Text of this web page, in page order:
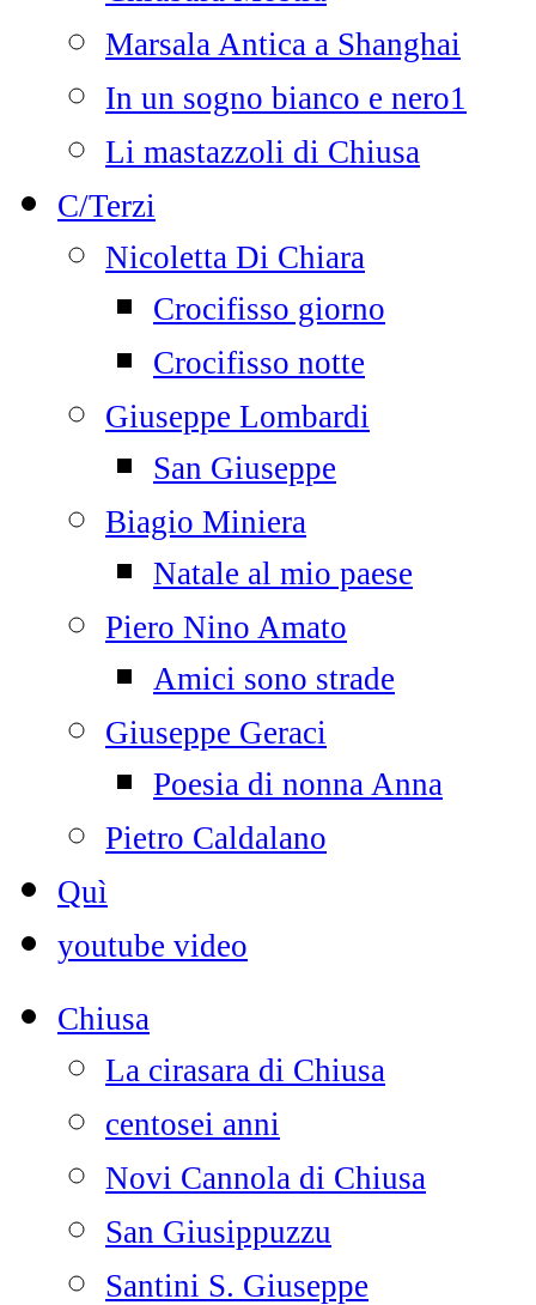
Marsala Antica a Shanghai
In un sogno bianco e nero1
Li mastazzoli di Chiusa
C/Terzi
Nicoletta Di Chiara
Crocifisso giorno
Crocifisso notte
Giuseppe Lombardi
San Giuseppe
Biagio Miniera
Natale al mio paese
Piero Nino Amato
Amici sono strade
Giuseppe Geraci
Poesia di nonna Anna
Pietro Caldalano
Quì
youtube video
Chiusa
La cirasara di Chiusa
centosei anni
Novi Cannola di Chiusa
San Giusippuzzu
Santini S. Giuseppe